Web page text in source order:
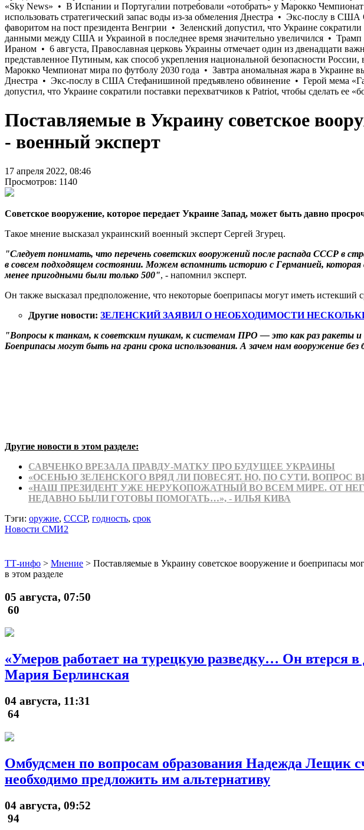
Поставляемые в Украину советское
- военный эксперт
17 апреля 2022, 08:46
Просмотров: 1140
Советское вооружение, которое передает Украине Запад, может быть давно
Такое мнение высказал украинский военный эксперт Сергей Згурец.
"Следует понимать, что перечень советских вооружений после распада СССР в
в совсем подходящем состоянии. Можем вспомнить историю с Германией,
менее пригодными были только 500", - напомнил эксперт.
Он также высказал предположение, что некоторые боеприпасы могут иметь истекший
Другие новости: ЗЕЛЕНСКИЙ ЗАЯВИЛ О НЕОБХОДИМОСТИ
"Вопросы к танкам, к советским пушкам, к системам ПРО — это как раз ракеты
Боеприпасы могут быть на грани срока использования. А зачем нам вооружение без
Другие новости в этом разделе:
САВЧЕНКО ВРЕЗАЛА ПРАВДУ-МАТКУ ПРО БУДУЩЕЕ УКРАИНЫ
«ОСЕНЬЮ ЗЕЛЕНСКОГО ВРЯД ЛИ ПОВЕСЯТ. НО, ПО СУТИ, ВОПРОС
«НАШ ПРЕЗИДЕНТ УЖЕ НЕРУКОПОЖАТНЫЙ ВО ВСЕМ МИРЕ. ОТ
НЕДАВНО БЫЛИ ГОТОВЫ ПОМОГАТЬ…», - ИЛЬЯ КИВА
Тэги: оружие, СССР, годность, срок
Новости СМИ2
ТТ-инфо > Мнение > Поставляемые в Украину советское вооружение и боеприпасы
в этом разделе
05 августа, 07:50
60
«Умеров работает на турецкую разведку… Он втерся
Мария Берлинская
04 августа, 11:31
64
Омбудсмен по вопросам образования Надежда Лещик
необходимо предложить им альтернативу
04 августа, 09:52
94